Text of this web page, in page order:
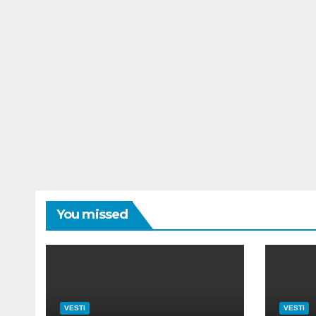
You missed
VESTI VESTI